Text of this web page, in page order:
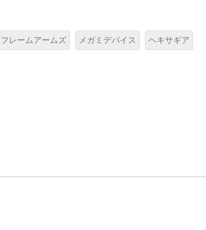
フレームアームズ メガミデバイス ヘキサギア